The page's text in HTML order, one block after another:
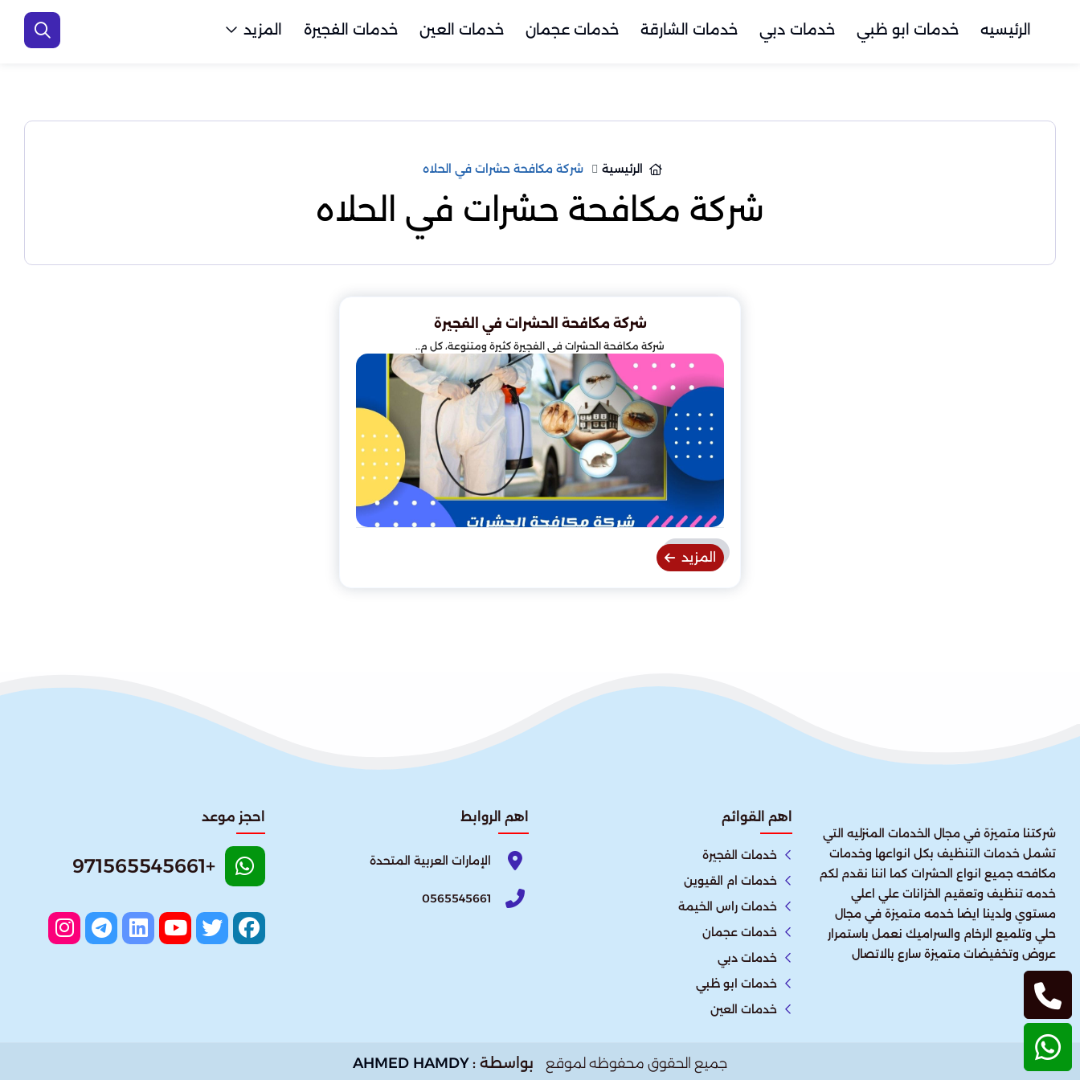
الرئيسيه خدمات ابو ظبي خدمات دبي خدمات الشارقة خدمات عجمان خدمات العين خدمات الفجيرة المزيد
الرئيسية شركة مكافحة حشرات في الحلاه
شركة مكافحة حشرات في الحلاه
شركة مكافحة الحشرات في الفجيرة
شركة مكافحة الحشرات في الفجيرة كثيرة ومتنوعة، كل م..
المزيد
شركتنا متميزة في مجال الخدمات المنزليه التي
تشمل خدمات التنظيف بكل انواعها وخدمات
مكافحه جميع انواع الحشرات كما اننا نقدم لكم
خدمه تنظيف وتعقيم الخزانات علي اعلي
مستوي ولدينا ايضا خدمه متميزة في مجال
حلي وتلميع الرخام والسراميك نعمل باستمرار
عروض وتخفيضات متميزة سارع بالاتصال
اهم القوائم
خدمات الفجيرة
خدمات ام القيوين
خدمات راس الخيمة
خدمات عجمان
خدمات دبي
خدمات ابو ظبي
خدمات العين
اهم الروابط
الإمارات العربية المتحدة​
0565545661
احجز موعد
+971565545661
جميع الحقوق محفوظه لموقع بواسطة :AHMED HAMDY